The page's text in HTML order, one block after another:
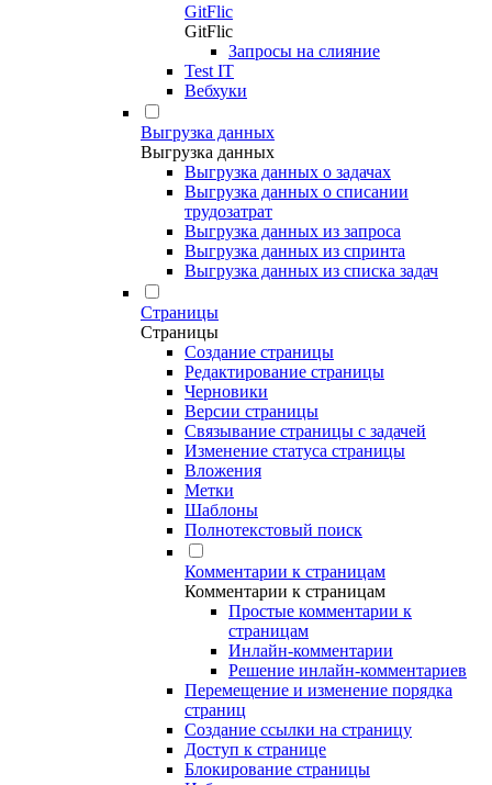
GitFlic
GitFlic
Запросы на слияние
Test IT
Вебхуки
Выгрузка данных
Выгрузка данных
Выгрузка данных о задачах
Выгрузка данных о списании
трудозатрат
Выгрузка данных из запроса
Выгрузка данных из спринта
Выгрузка данных из списка задач
Страницы
Страницы
Создание страницы
Редактирование страницы
Черновики
Версии страницы
Связывание страницы с задачей
Изменение статуса страницы
Вложения
Метки
Шаблоны
Полнотекстовый поиск
Комментарии к страницам
Комментарии к страницам
Простые комментарии к
страницам
Инлайн-комментарии
Решение инлайн-комментариев
Перемещение и изменение порядка
страниц
Создание ссылки на страницу
Доступ к странице
Блокирование страницы